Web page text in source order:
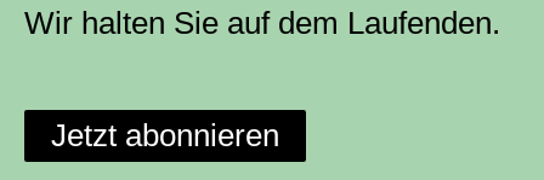
Wir halten Sie auf dem Laufenden.
Jetzt abonnieren